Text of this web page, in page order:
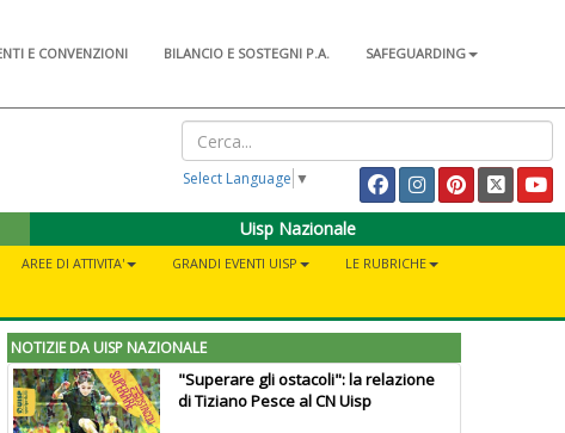
E CONVENZIONI BILANCIO E SOSTEGNI P.A.
SAFEGUARDING
Select Language ▼
Uisp Nazionale
AREE DI ATTIVITA' GRANDI EVENTI UISP
LE RUBRICHE
NOTIZIE DA UISP NAZIONALE
"Superare gli ostacoli": la relazione
di Tiziano Pesce al CN Uisp